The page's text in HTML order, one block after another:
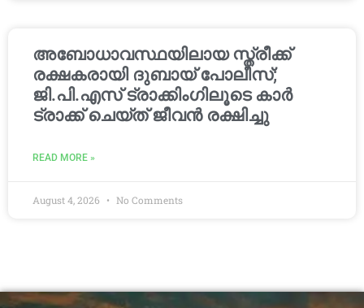
അബോധാവസ്ഥയിലായ സ്ത്രീക്ക്
രക്ഷകരായി ദുബായ് പോലീസ്;
ജി.പി.എസ് ട്രാക്കിംഗിലൂടെ കാർ
ട്രാക്ക് ചെയ്ത് ജീവൻ രക്ഷിച്ചു
READ MORE »
August 4, 2026 No Comments